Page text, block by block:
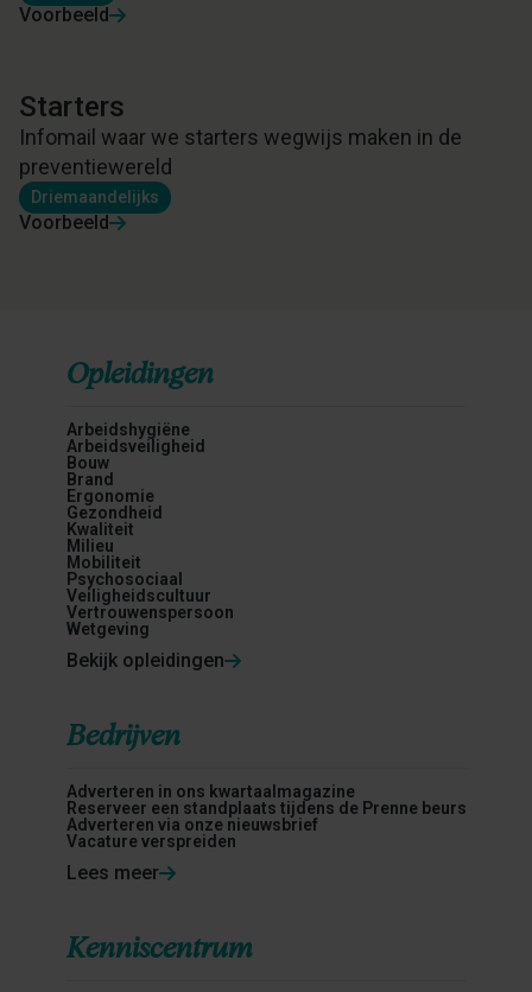
Voorbeeld
Starters
Infomail waar we starters wegwijs maken in de
preventiewereld
Driemaandelijks
Voorbeeld
Opleidingen
Arbeidshygiëne
Arbeidsveiligheid
Bouw
Brand
Ergonomie
Gezondheid
Kwaliteit
Milieu
Mobiliteit
Psychosociaal
Veiligheidscultuur
Vertrouwenspersoon
Wetgeving
Bekijk opleidingen
Bedrijven
Adverteren in ons kwartaalmagazine
Reserveer een standplaats tijdens de Prenne beurs
Adverteren via onze nieuwsbrief
Vacature verspreiden
Lees meer
Kenniscentrum